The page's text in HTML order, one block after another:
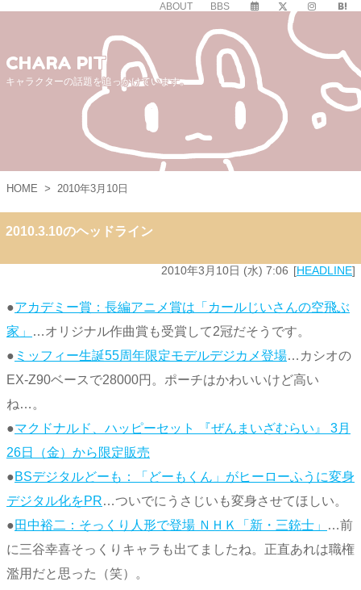
ABOUT BBS
CHARA PIT
キャラクターの話題を追っかけています。
HOME > 2010年3月10日
2010.3.10のヘッドライン
2010年3月10日 (水) 7:06 HEADLINE
●アカデミー賞：長編アニメ賞は「カールじいさんの空飛ぶ
家」
…オリジナル作曲賞も受賞して2冠だそうです。
● ミッフィー生誕55周年限定モデルデジカメ登場…カシオの
EX-Z90ベースで28000円。ポーチはかわいいけど高い
ね…。
●マクドナルド、ハッピーセット 『ぜんまいざむらい』 3月
26日（金）から限定販売
●BSデジタルどーも：「どーもくん」がヒーローふうに変身
デジタル化をPR…ついでにうさじいも変身させてほしい。
●田中裕二：そっくり人形で登場 ＮＨＫ「新・三銃士」
…前
に三谷幸喜そっくりキャラも出てましたね。正直あれは職権
濫用だと思った（笑）。